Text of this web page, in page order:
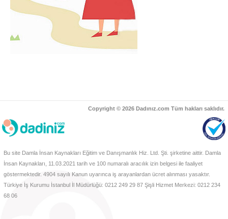
Copyright © 2026 Dadınız.com Tüm hakları saklıdır.
Bu site Damla İnsan Kaynakları Eğitim ve Danışmanlık Hiz. Ltd. Şti. şirketine aittir. Damla
İnsan Kaynakları, 11.03.2021 tarih ve 100 numaralı aracılık izin belgesi ile faaliyet
göstermektedir. 4904 sayılı Kanun uyarınca iş arayanlardan ücret alınması yasaktır.
Türkiye İş Kurumu İstanbul İl Müdürlüğü: 0212 249 29 87 Şişli Hizmet Merkezi: 0212 234
68 06